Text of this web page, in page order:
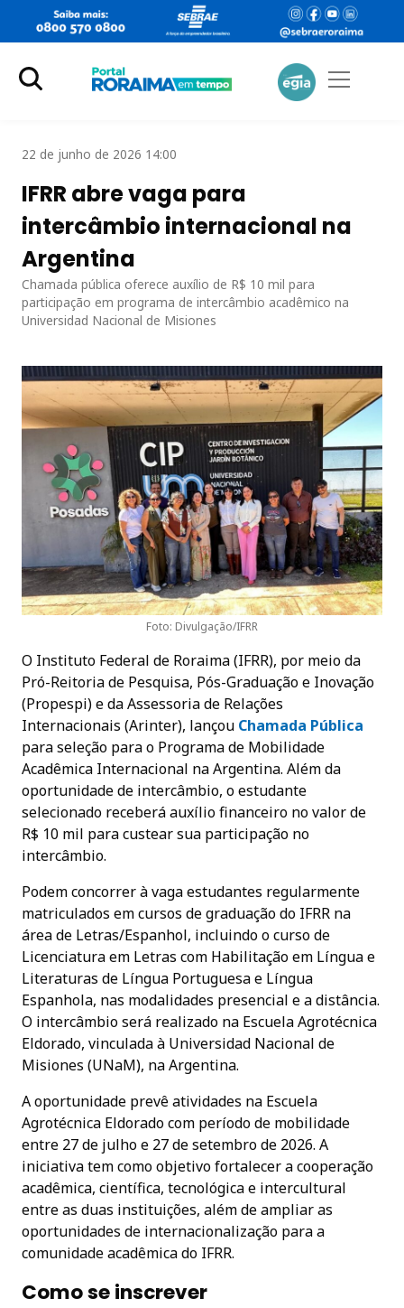
22 de junho de 2026 14:00
IFRR abre vaga para
intercâmbio internacional na
Argentina
Chamada pública oferece auxílio de R$ 10 mil para
participação em programa de intercâmbio acadêmico na
Universidad Nacional de Misiones
Foto: Divulgação/IFRR
O Instituto Federal de Roraima (IFRR), por meio da
Pró-Reitoria de Pesquisa, Pós-Graduação e Inovação
(Propespi) e da Assessoria de Relações
Internacionais (Arinter), lançou Chamada Pública
para seleção para o Programa de Mobilidade
Acadêmica Internacional na Argentina. Além da
oportunidade de intercâmbio, o estudante
selecionado receberá auxílio financeiro no valor de
R$ 10 mil para custear sua participação no
intercâmbio.
Podem concorrer à vaga estudantes regularmente
matriculados em cursos de graduação do IFRR na
área de Letras/Espanhol, incluindo o curso de
Licenciatura em Letras com Habilitação em Língua e
Literaturas de Língua Portuguesa e Língua
Espanhola, nas modalidades presencial e a distância.
O intercâmbio será realizado na Escuela Agrotécnica
Eldorado, vinculada à Universidad Nacional de
Misiones (UNaM), na Argentina.
A oportunidade prevê atividades na Escuela
Agrotécnica Eldorado com período de mobilidade
entre 27 de julho e 27 de setembro de 2026. A
iniciativa tem como objetivo fortalecer a cooperação
acadêmica, científica, tecnológica e intercultural
entre as duas instituições, além de ampliar as
oportunidades de internacionalização para a
comunidade acadêmica do IFRR.
Como se inscrever